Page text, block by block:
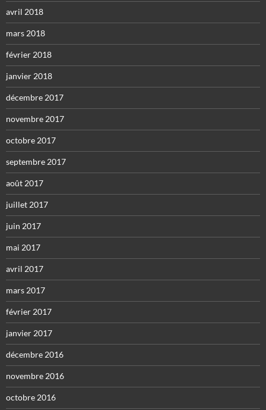
avril 2018
mars 2018
février 2018
janvier 2018
décembre 2017
novembre 2017
octobre 2017
septembre 2017
août 2017
juillet 2017
juin 2017
mai 2017
avril 2017
mars 2017
février 2017
janvier 2017
décembre 2016
novembre 2016
octobre 2016